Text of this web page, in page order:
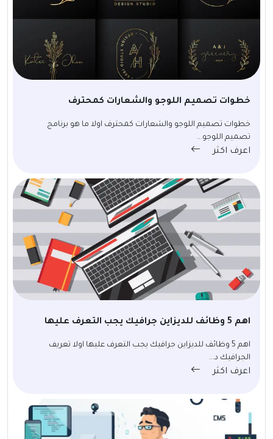
خطوات تصميم اللوجو والشعارات كمحترف
خطوات تصميم اللوجو والشعارات كمحترف اولا ما هو برنامج
تصميم اللوجو...
اعرف اكثر
اهم 5 وظائف للديزاين جرافيك يجب التعرف عليها
اهم 5 وظائف للديزاين جرافيك يجب التعرف عليها اولا تعريف
الجرافيك د...
اعرف اكثر